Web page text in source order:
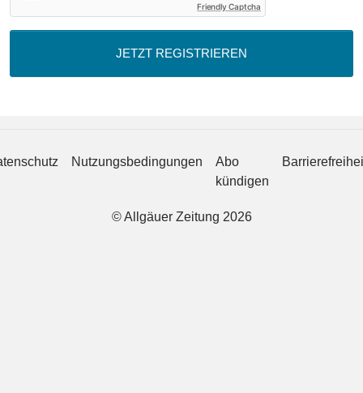
Friendly Captcha
JETZT REGISTRIEREN
Nutzungsbedingungen
Abo
kündigen
© Allgäuer Zeitung 2026